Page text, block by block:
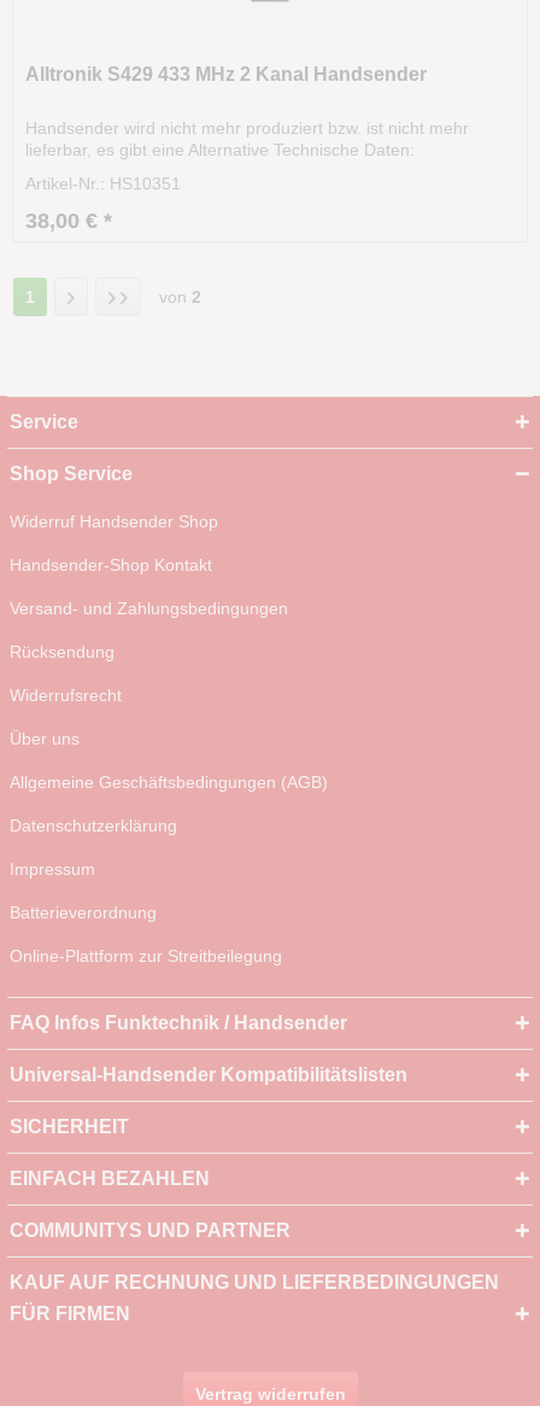
Alltronik S429 433 MHz 2 Kanal Handsender
Handsender wird nicht mehr produziert bzw. ist nicht mehr
lieferbar, es gibt eine Alternative Technische Daten:
Codierung:DIP-Schalter Gehäusefarbe: grau Tastenfarbe: grau
Größe: 105 x 60 x 30 mm Unsere alte Artikelnummer: 2491
Artikel-Nr.: HS10351
38,00 € *
1 von 2
Service
Shop Service
Widerruf Handsender Shop
Handsender-Shop Kontakt
Versand- und Zahlungsbedingungen
Rücksendung
Widerrufsrecht
Über uns
Allgemeine Geschäftsbedingungen (AGB)
Datenschutzerklärung
Impressum
Batterieverordnung
Online-Plattform zur Streitbeilegung
FAQ Infos Funktechnik / Handsender
Universal-Handsender Kompatibilitätslisten
SICHERHEIT
EINFACH BEZAHLEN
COMMUNITYS UND PARTNER
KAUF AUF RECHNUNG UND LIEFERBEDINGUNGEN
FÜR FIRMEN
Vertrag widerrufen